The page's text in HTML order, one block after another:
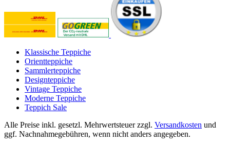
Klassische Teppiche
Orientteppiche
Sammlerteppiche
Designteppiche
Vintage Teppiche
Moderne Teppiche
Teppich Sale
Alle Preise inkl. gesetzl. Mehrwertsteuer zzgl. Versandkosten und
ggf. Nachnahmegebühren, wenn nicht anders angegeben.